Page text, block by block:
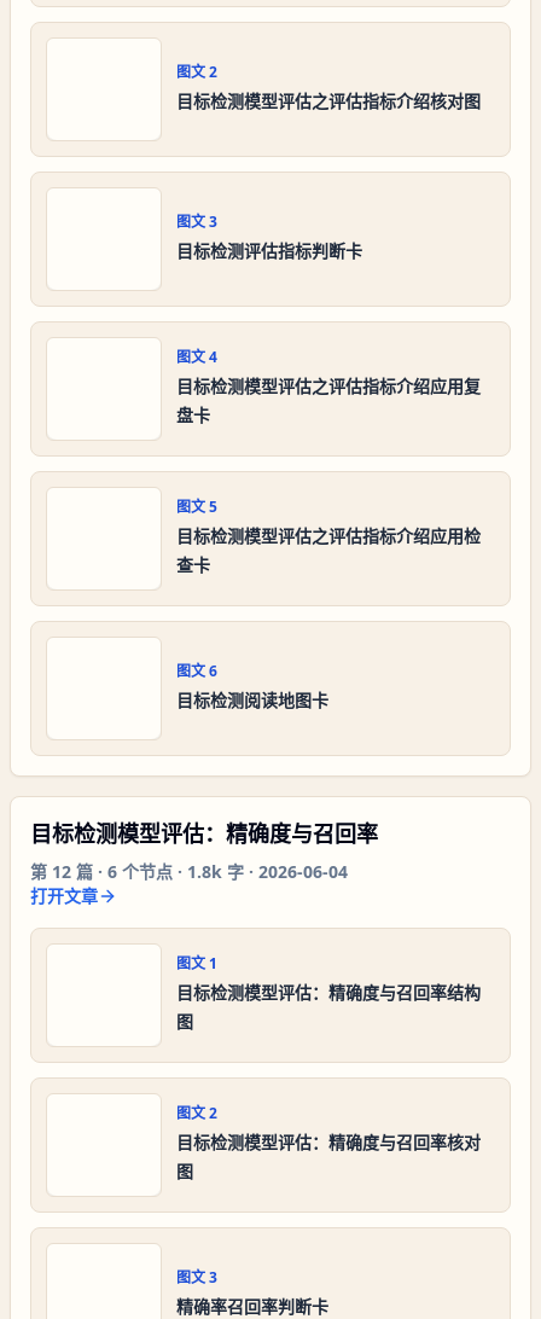
图文2
目标检测模型评估之评估指标介绍核对图
图文3
目标检测评估指标判断卡
图文4
目标检测模型评估之评估指标介绍应用复
盘卡
图文5
目标检测模型评估之评估指标介绍应用检
查卡
图文6
目标检测阅读地图卡
目标检测模型评估：精确度与召回率
第 12 篇 · 6 个节点 · 1.8k 字 · 2026-06-04
打开文章
图文 1
目标检测模型评估：精确度与召回率结构
图
图文2
目标检测模型评估：精确度与召回率核对
图
图文3
精确率召回率判断卡